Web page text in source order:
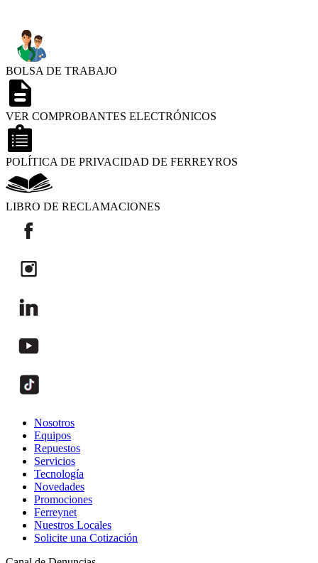
BOLSA DE TRABAJO
VER COMPROBANTES ELECTRÓNICOS
POLÍTICA DE PRIVACIDAD DE FERREYROS
LIBRO DE RECLAMACIONES
Nosotros
Equipos
Repuestos
Servicios
Tecnología
Novedades
Promociones
Ferreynet
Nuestros Locales
Solicite una Cotización